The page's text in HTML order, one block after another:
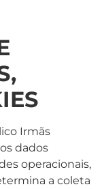
Irmãs
dados
operacionais,
a coleta